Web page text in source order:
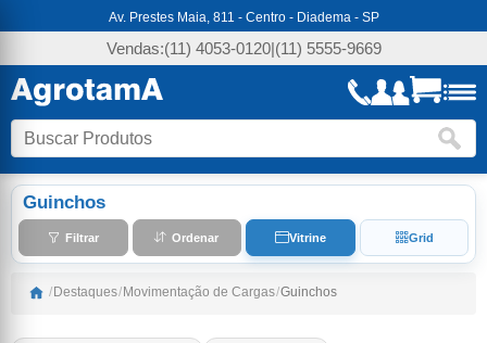
Av. Prestes Maia, 811 - Centro - Diadema - SP
Vendas:(11) 4053-0120|(11) 5555-9669
Guinchos
Filtrar Ordenar Vitrine Grid
/ Destaques/ Movimentação de Cargas/Guinchos